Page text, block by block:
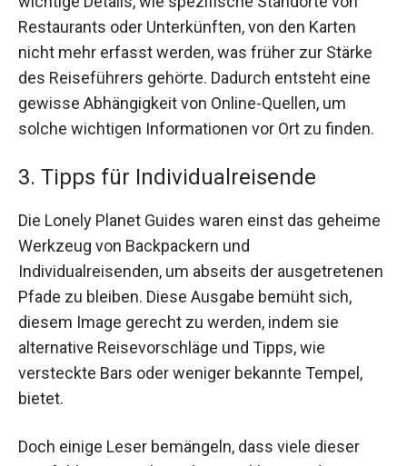
Restaurants oder Unterkünften, von den Karten
nicht mehr erfasst werden, was früher zur Stärke
des Reiseführers gehörte. Dadurch entsteht eine
gewisse Abhängigkeit von Online-Quellen, um
solche wichtigen Informationen vor Ort zu finden.
3. Tipps für Individualreisende
Die Lonely Planet Guides waren einst das geheime
Werkzeug von Backpackern und
Individualreisenden, um abseits der ausgetretenen
Pfade zu bleiben. Diese Ausgabe bemüht sich,
diesem Image gerecht zu werden, indem sie
alternative Reisevorschläge und Tipps, wie
versteckte Bars oder weniger bekannte Tempel,
bietet.
Doch einige Leser bemängeln, dass viele dieser